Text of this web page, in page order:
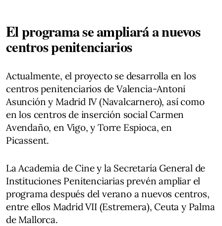
El programa se ampliará a nuevos
centros penitenciarios
Actualmente, el proyecto se desarrolla en los
centros penitenciarios de Valencia-Antoni
Asunción y Madrid IV (Navalcarnero), así como
en los centros de inserción social Carmen
Avendaño, en Vigo, y Torre Espioca, en
Picassent.
La Academia de Cine y la Secretaría General de
Instituciones Penitenciarias prevén ampliar el
programa después del verano a nuevos centros,
entre ellos Madrid VII (Estremera), Ceuta y Palma
de Mallorca.